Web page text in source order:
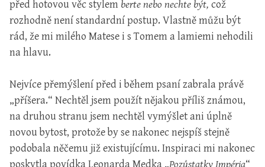
před hotovou věc stylem berte nebo nechte být, což
rozhodně není standardní postup. Vlastně můžu být
rád, že mi milého Matese i s Tomem a lamiemi nehodili
na hlavu.
Nejvíce přemýšlení před i během psaní zabrala právě
„příšera.“ Nechtěl jsem použít nějakou příliš známou,
na druhou stranu jsem nechtěl vymýšlet ani úplně
novou bytost, protože by se nakonec nejspíš stejně
podobala něčemu již existujícímu. Inspiraci mi nakonec
poskytla povídka Leonarda Medka „Pozůstatky Impéria“